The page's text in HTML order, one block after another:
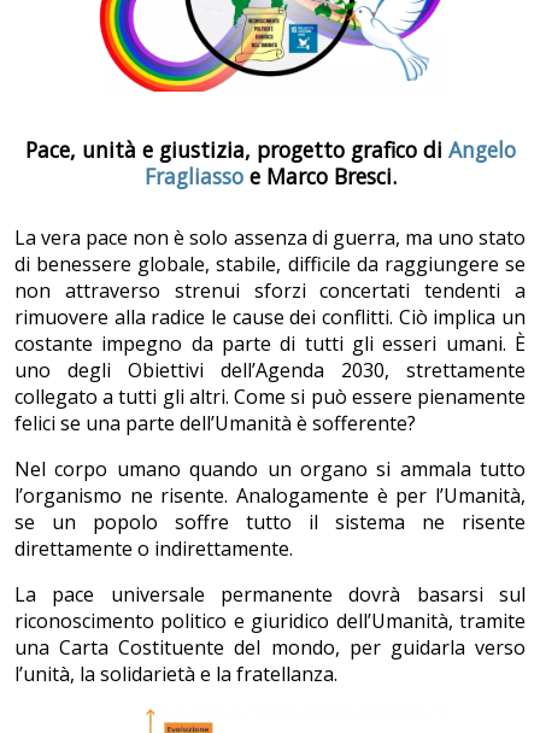
Pace, unità e giustizia, progetto grafico di Angelo
Fragliassoe Marco Bresci.
La vera pace non è solo assenza di guerra, ma uno stato
di benessere globale, stabile, difficile da raggiungere se
non attraverso strenui sforzi concertati tendenti a
rimuovere alla radice le cause dei conflitti. Ciò implica un
costante impegno da parte di tutti gli esseri umani. È
uno degli Obiettivi dell’Agenda 2030, strettamente
collegato a tutti gli altri. Come si può essere pienamente
felici se una parte dell’Umanità è sofferente?
Nel corpo umano quando un organo si ammala tutto
l’organismo ne risente. Analogamente è per l’Umanità,
se un popolo soffre tutto il sistema ne risente
direttamente o indirettamente.
La pace universale permanente dovrà basarsi sul
riconoscimento politico e giuridico dell’Umanità, tramite
una Carta Costituente del mondo, per guidarla verso
l’unità, la solidarietà e la fratellanza.